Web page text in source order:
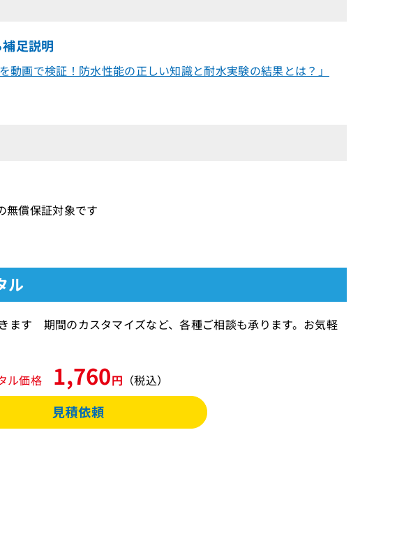
足説明
動画で検証！防水性能の正しい知識と耐水実験の結果とは？」
無償保証対象です
ル
す 期間のカスタマイズなど、各種ご相談も承ります。お気軽
ル価格 1,760円 （税込）